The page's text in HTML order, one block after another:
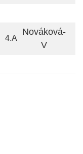
4.A
Nováková-
V